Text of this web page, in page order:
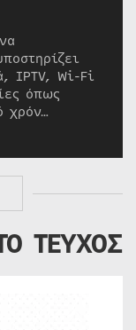
IPTV, Wi-Fi
όπως
χρόν…
ΤΕΥΧΟΣ